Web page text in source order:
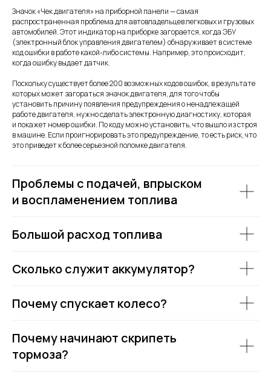
Значок «Чек двигателя» на приборной панели — самая
распространенная проблема для автовладельцев легковых и грузовых
автомобилей. Этот индикатор на приборке загорается, когда ЭБУ
(электронный блок управления двигателем) обнаруживает в системе
код ошибки в работе какой-либо системы. Например, это происходит,
когда ошибку выдает датчик.
Поскольку существует более 200 возможных кодов ошибок, в результате
которых может загораться значок двигателя, для того чтобы
установить причину появления предупреждения о ненадлежащей
работе двигателя, нужно сделать электронную диагностику, которая
и покажет номер ошибки. По коду можно установить, что вышло из строя
в машине. Если проигнорировать это предупреждение, то есть риск, что
это приведет к более серьезной поломке двигателя.
Проблемы с подачей, впрыском
и воспламенением топлива
Большой расход топлива
Сколько служит аккумулятор?
Почему спускает колесо?
Почему начинают скрипеть
тормоза?